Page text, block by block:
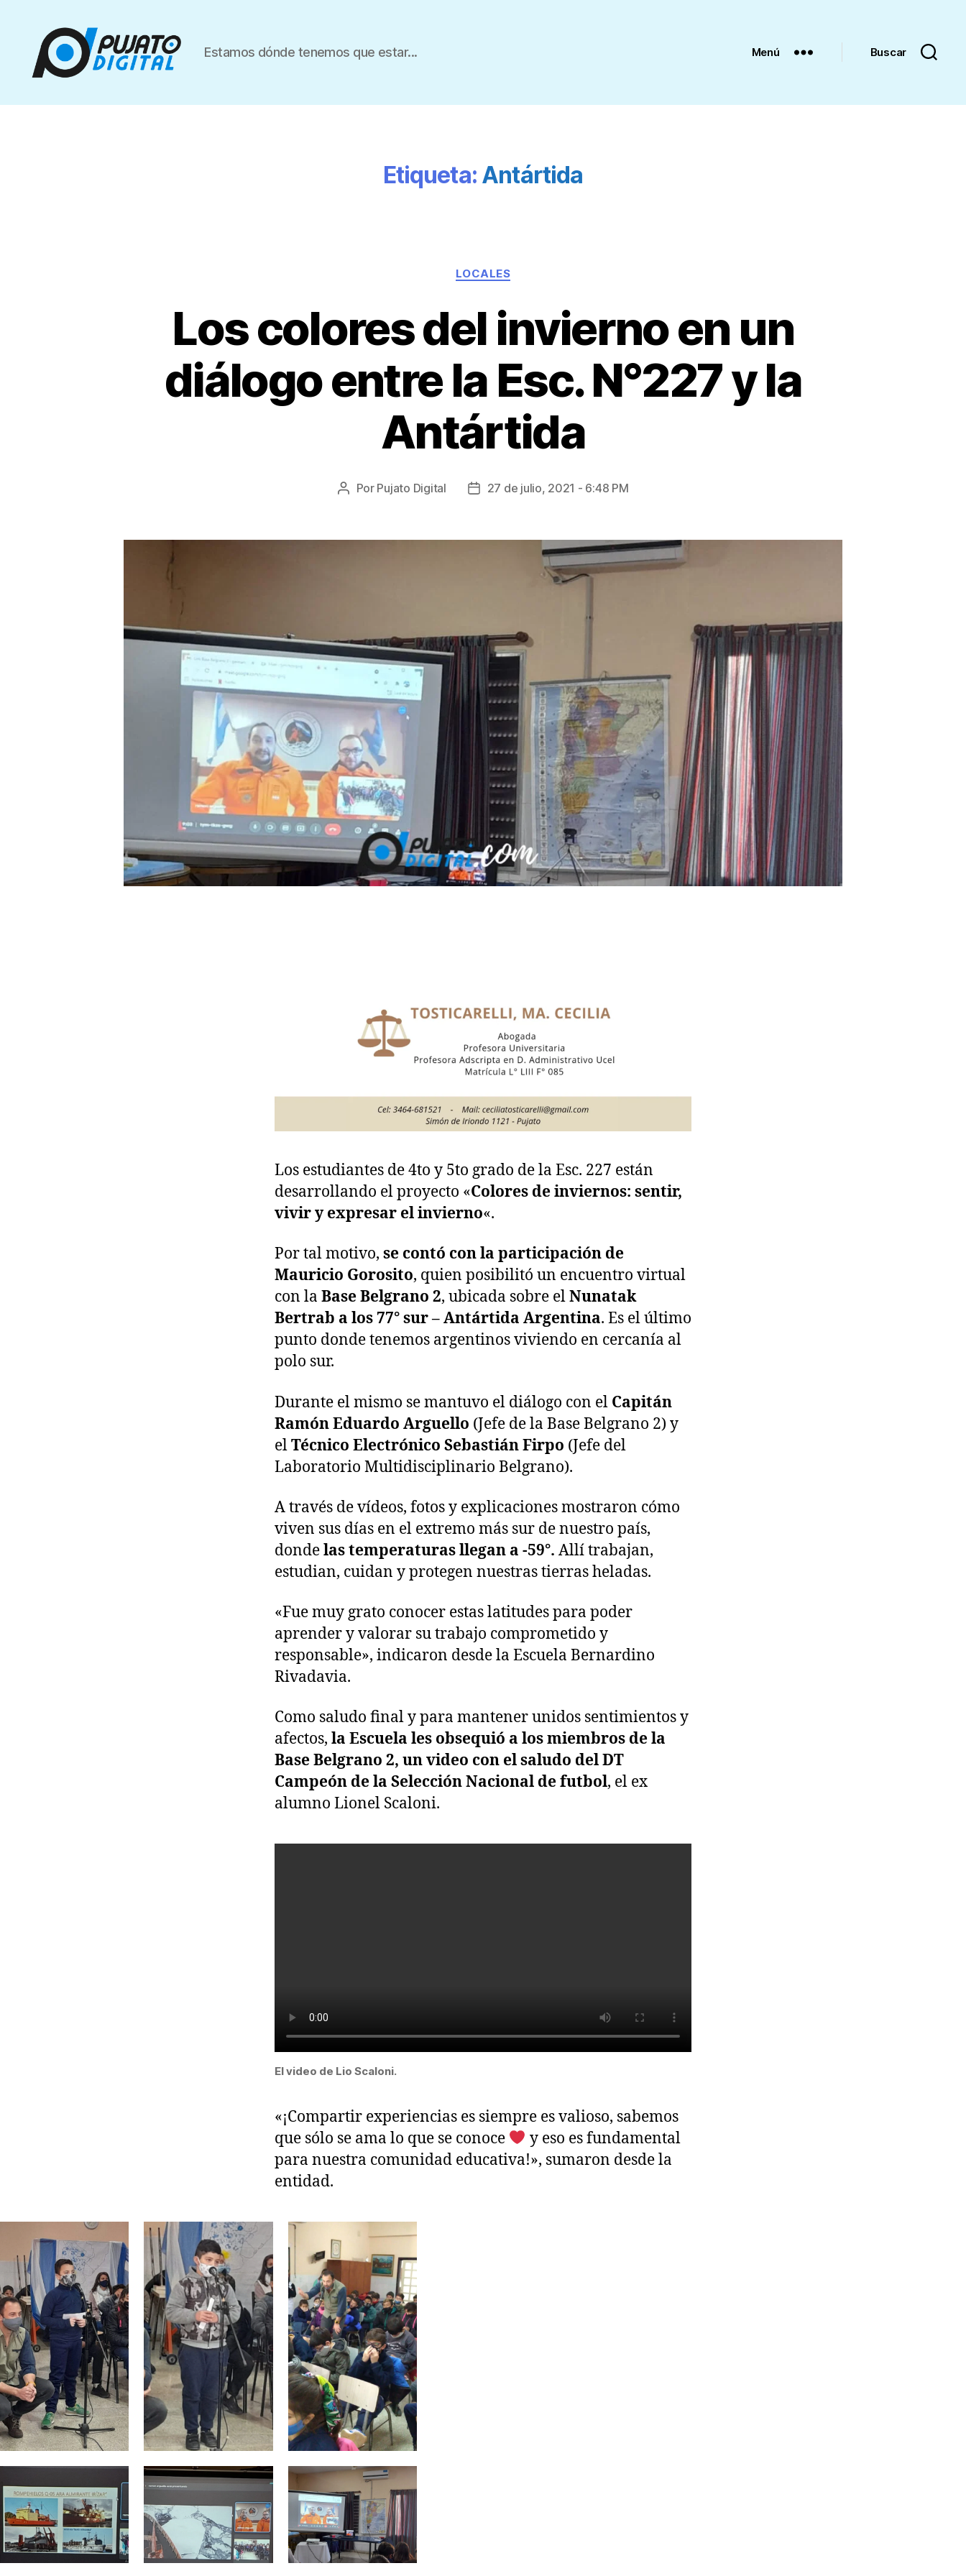
Estamos dónde tenemos que estar... Menú Buscar
Etiqueta: Antártida
LOCALES
Los colores del invierno en un
diálogo entre la Esc. N°227 y la
Antártida
Por Pujato Digital 27 de julio, 2021 - 6:48 PM
Los estudiantes de 4to y 5to grado de la Esc. 227 están
desarrollando el proyecto «Colores de inviernos: sentir,
vivir y expresar el invierno«.
Por tal motivo, se contó con la participación de
Mauricio Gorosito, quien posibilitó un encuentro virtual
con la Base Belgrano 2, ubicada sobre elNunatak
Bertrab a los 77° sur – Antártida Argentina. Es el último
punto donde tenemos argentinos viviendo en cercanía al
polo sur.
Durante el mismo se mantuvo el diálogo con el Capitán
Ramón Eduardo Arguello (Jefe de la Base Belgrano 2) y
elTécnico Electrónico Sebastián Firpo (Jefe del
Laboratorio Multidisciplinario Belgrano).
A través de vídeos, fotos y explicaciones mostraron cómo
viven sus días en el extremo más sur de nuestro país,
dondelas temperaturas llegan a -59°. Allí trabajan,
estudian, cuidan y protegen nuestras tierras heladas.
«Fue muy grato conocer estas latitudes para poder
aprender y valorar su trabajo comprometido y
responsable», indicaron desde la Escuela Bernardino
Rivadavia.
Como saludo final y para mantener unidos sentimientos y
afectos, la Escuela les obsequió a los miembros de la
Base Belgrano 2, un video con el saludo del DT
Campeón de la Selección Nacional de futbol, el ex
alumno Lionel Scaloni.
El video de Lio Scaloni.
«¡Compartir experiencias es siempre es valioso, sabemos
que sólo se ama lo que se conoce
y eso es fundamental
para nuestra comunidad educativa!», sumaron desde la
entidad.